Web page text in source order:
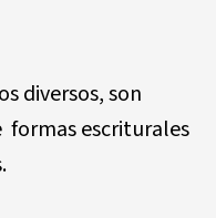
diversos, son
escriturales